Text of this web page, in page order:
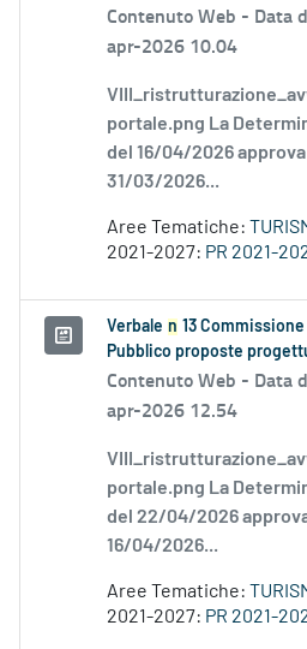
Contenuto Web - Data
apr-2026 10.04
portale.png La
del 16/04/2026
31/03/2026...
Aree Tematiche:
2021-2027: PR 2021-
Verbale n 13
Pubblico proposte
Contenuto Web - Data
apr-2026 12.54
portale.png La
del 22/04/2026
16/04/2026...
Aree Tematiche:
2021-2027: PR 2021-